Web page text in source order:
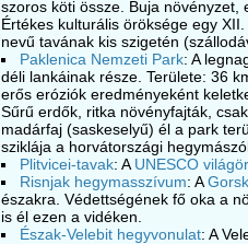
szoros köti össze. Buja
Értékes kulturális öröksége egy
nevű tavának kis szigetén
Paklenica Nemzeti Park: A
déli lankáinak része. Területe: 36
erős eróziók eredményeként
Sűrű erdők, ritka növényfajták,
madárfaj (saskeselyű) él a park
sziklája a horvátországi
Plitvicei-tavak: A UNESCO
Risnjak hegymasszívum: A
északra. Védettségének fő oka a
is él ezen a vidéken.
Észak-Velebit hegyvonulat: A